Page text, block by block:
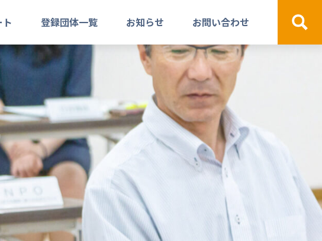
登録団体一覧 お知らせ お問い合わせ
検索